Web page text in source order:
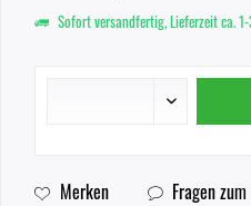
Sofort versandfertig, Lieferzeit ca.
Merken Fragen